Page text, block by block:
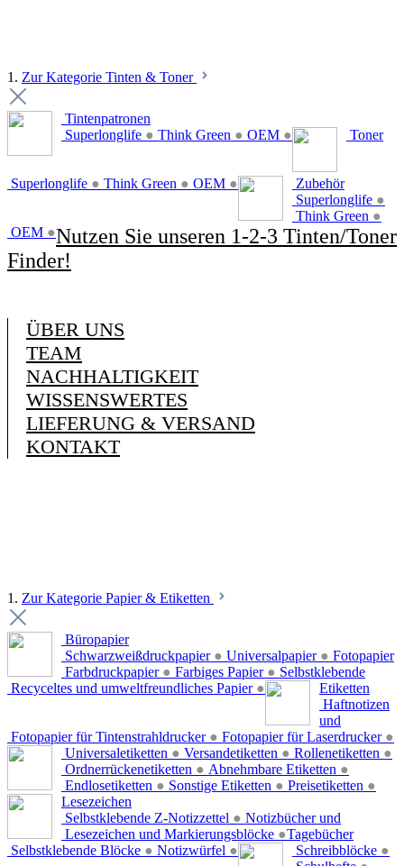
1. Zur Kategorie Tinten & Toner
Tintenpatronen
Superlonglife ● Think Green ● OEM ● Toner
Superlonglife ● Think Green ● OEM ●
Zubehör
Superlonglife ●
Think Green ●
OEM ●Nutzen Sie unseren 1-2-3 Tinten/Toner
Finder!
ÜBER UNS
TEAM
NACHHALTIGKEIT
WISSENSWERTES
LIEFERUNG & VERSAND
KONTAKT
1. Zur Kategorie Papier & Etiketten
Büropapier
Schwarzweißdruckpapier ● Universalpapier ●
Farbdruckpapier ● Farbiges Papier ●
Recyceltes und umweltfreundliches Papier ●
Fotopapier
Fotopapier für Tintenstrahldrucker ● Fotopapier für Laserdrucker ●
Selbstklebende
Etiketten
Universaletiketten ● Versandetiketten ● Rollenetiketten ●
Ordnerrückenetiketten ● Abnehmbare Etiketten ●
Endlosetiketten ● Sonstige Etiketten ● Preisetiketten ●
Haftnotizen
und
Lesezeichen
Selbstklebende Z-Notizzettel ●
Lesezeichen und Markierungsblöcke ●
Selbstklebende Blöcke ● Notizwürfel ●
Notizbücher und
Tagebücher
Schreibblöcke ●